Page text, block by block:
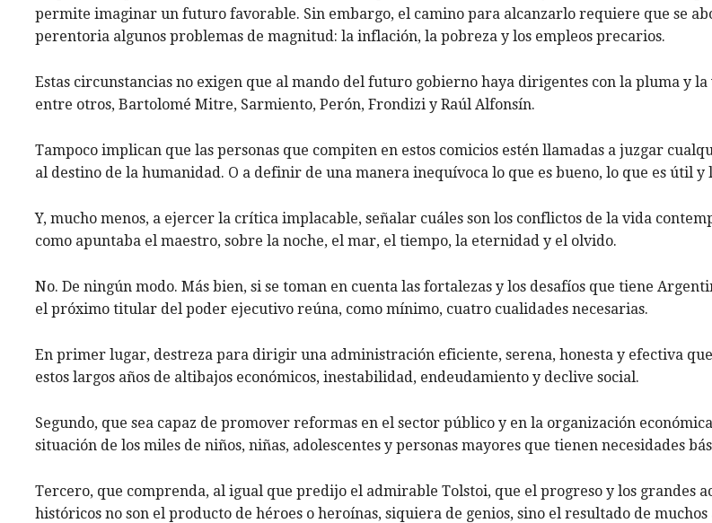
permite imaginar un futuro favorable. Sin embargo, el camino para alcanzarlo requiere que se
perentoria algunos problemas de magnitud: la inflación, la pobreza y los empleos precarios.
Estas circunstancias no exigen que al mando del futuro gobierno haya dirigentes con la pluma y
entre otros, Bartolomé Mitre, Sarmiento, Perón, Frondizi y Raúl Alfonsín.
Tampoco implican que las personas que compiten en estos comicios estén llamadas a juzgar
al destino de la humanidad. O a definir de una manera inequívoca lo que es bueno, lo que es útil y
Y, mucho menos, a ejercer la crítica implacable, señalar cuáles son los conflictos de la vida
como apuntaba el maestro, sobre la noche, el mar, el tiempo, la eternidad y el olvido.
No. De ningún modo. Más bien, si se toman en cuenta las fortalezas y los desafíos que tiene
el próximo titular del poder ejecutivo reúna, como mínimo, cuatro cualidades necesarias.
En primer lugar, destreza para dirigir una administración eficiente, serena, honesta y efectiva
estos largos años de altibajos económicos, inestabilidad, endeudamiento y declive social.
Segundo, que sea capaz de promover reformas en el sector público y en la organización
situación de los miles de niños, niñas, adolescentes y personas mayores que tienen necesidades
Tercero, que comprenda, al igual que predijo el admirable Tolstoi, que el progreso y los grandes
históricos no son el producto de héroes o heroínas, siquiera de genios, sino el resultado de muchos